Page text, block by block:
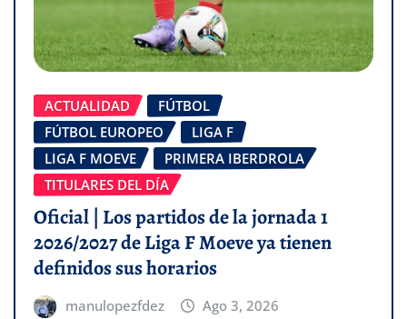
ACTUALIDAD
FÚTBOL
FÚTBOL EUROPEO
LIGA F
LIGA F MOEVE
PRIMERA IBERDROLA
TITULARES DEL DÍA
Oficial | Los partidos de la jornada 1
2026/2027 de Liga F Moeve ya tienen
definidos sus horarios
manulopezfdez Ago 3, 2026